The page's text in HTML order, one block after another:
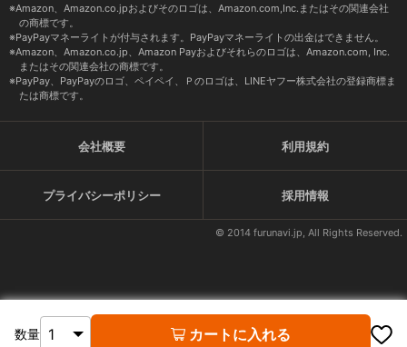
数量 カートに入れる
Amazon、Amazon.co.jpおよびそのロゴは、Amazon.com,Inc.またはその関連会社
の商標です。
PayPayマネーライトが付与されます。PayPayマネーライトの出金はできません。
Amazon、Amazon.co.jp、Amazon Payおよびそれらのロゴは、Amazon.com, Inc.
またはその関連会社の商標です。
PayPay、PayPayのロゴ、ペイペイ、Ｐのロゴは、LINEヤフー株式会社の登録商標ま
たは商標です。
会社概要 利用規約
プライバシーポリシー 採用情報
© 2014 furunavi.jp, All Rights Reserved.